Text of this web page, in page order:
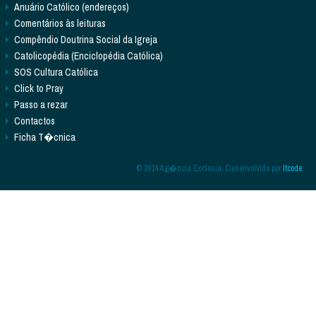
Anuário Católico (endereços)
Comentários às leituras
Compêndio Doutrina Social da Igreja
Catolicopédia (Enciclopédia Católica)
SOS Cultura Católica
Click to Pray
Passo a rezar
Contactos
Ficha T�cnica
© 2014 Ag�ncia Ecclesia. Desenvolvido porItcode